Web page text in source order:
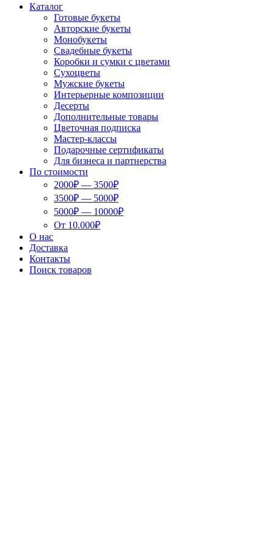
Каталог
Готовые букеты
Авторские букеты
Монобукеты
Свадебные букеты
Коробки и сумки с цветами
Сухоцветы
Мужские букеты
Интерьерные композиции
Десерты
Дополнительные товары
Цветочная подписка
Мастер-классы
Подарочные сертификаты
Для бизнеса и партнерства
По стоимости
2000₽ — 3500₽
3500₽ — 5000₽
5000₽ — 10000₽
От 10.000₽
О нас
Доставка
Контакты
Поиск товаров